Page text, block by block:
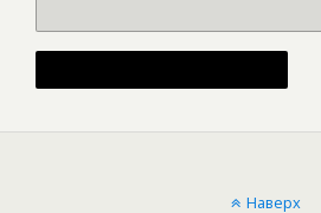
Наверх